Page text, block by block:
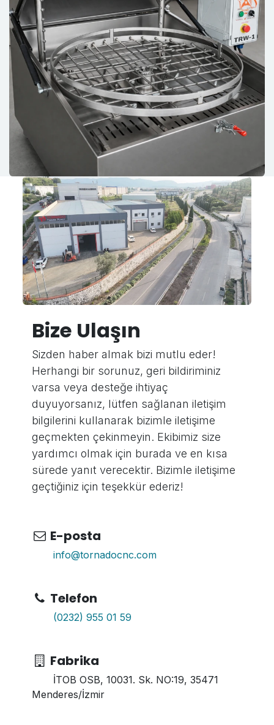
Bize Ulaşın
Sizden haber almak bizi mutlu eder!
Herhangi bir sorunuz, geri bildiriminiz
varsa veya desteğe ihtiyaç
duyuyorsanız, lütfen sağlanan iletişim
bilgilerini kullanarak bizimle iletişime
geçmekten çekinmeyin. Ekibimiz size
yardımcı olmak için burada ve en kısa
sürede yanıt verecektir. Bizimle iletişime
geçtiğiniz için teşekkür ederiz!
E-posta
info@tornadocnc.com
Telefon
(0232) 955 01 59
Fabrika
İTOB OSB, 10031. Sk. NO:19, 35471
Menderes/İzmir